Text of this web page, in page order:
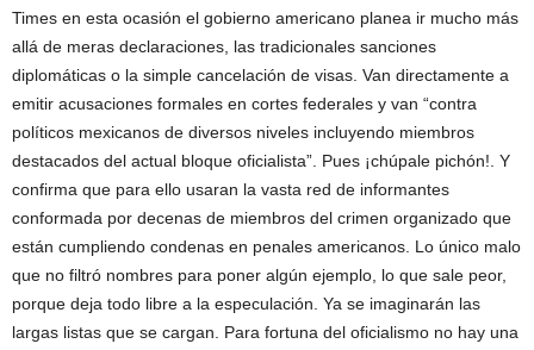
Times en esta ocasión el gobierno americano planea ir mucho más
allá de meras declaraciones, las tradicionales sanciones
diplomáticas o la simple cancelación de visas. Van directamente a
emitir acusaciones formales en cortes federales y van “contra
políticos mexicanos de diversos niveles incluyendo miembros
destacados del actual bloque oficialista”. Pues ¡chúpale pichón!. Y
confirma que para ello usaran la vasta red de informantes
conformada por decenas de miembros del crimen organizado que
están cumpliendo condenas en penales americanos. Lo único malo
que no filtró nombres para poner algún ejemplo, lo que sale peor,
porque deja todo libre a la especulación. Ya se imaginarán las
largas listas que se cargan. Para fortuna del oficialismo no hay una